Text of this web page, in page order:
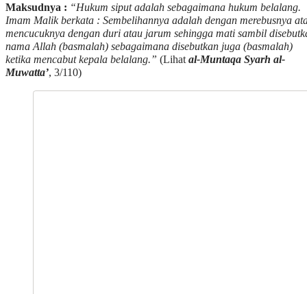
Maksudnya : “Hukum siput adalah sebagaimana hukum belalang.
Imam Malik berkata : Sembelihannya adalah dengan merebusnya
mencucuknya dengan duri atau jarum sehingga mati sambil
nama Allah (basmalah) sebagaimana disebutkan juga (basmalah)
ketika mencabut kepala belalang.” (Lihatal-Muntaqa Syarh al-
Muwatta’, 3/110)